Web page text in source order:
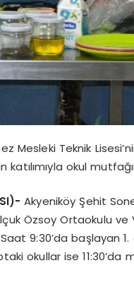
Mesleki Teknik
katılımıyla okul
Akyeniköy Şehit
Özsoy Ortaokulu
Saat 9:30’da
okullar ise